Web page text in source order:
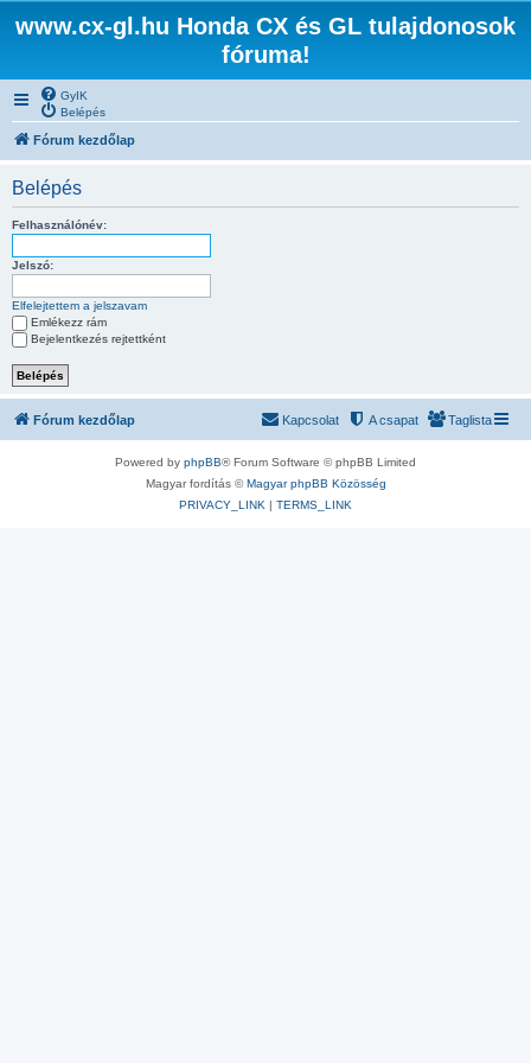
www.cx-gl.hu Honda CX és GL tulajdonosok
fóruma!
GyIK
Belépés
Fórum kezdőlap
Belépés
Felhasználónév:
Jelszó:
Elfelejtettem a jelszavam
Emlékezz rám
Bejelentkezés rejtettként
Fórum kezdőlap Taglista
A csapat
Kapcsolat
Powered by phpBB® Forum Software © phpBB Limited
Magyar fordítás ©Magyar phpBB Közösség
PRIVACY_LINK | TERMS_LINK